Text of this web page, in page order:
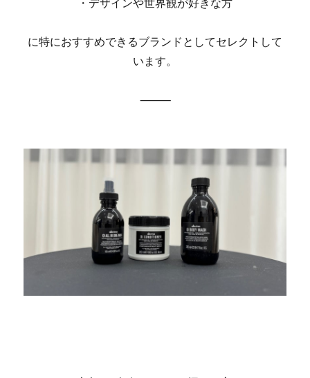
・デザインや世界観が好きな方
に特におすすめできるブランドとしてセレクトして
います。
⸻